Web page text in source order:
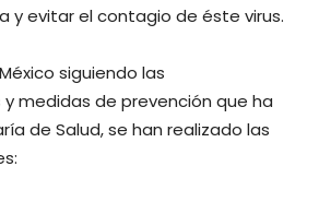
y evitar el contagio de éste virus.
siguiendo las
medidas de prevención que ha
de Salud, se han realizado las